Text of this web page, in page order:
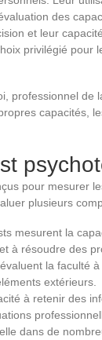
des
et leur
privilégié pour
professionnel de
capacités,
pour mesurer
plusieurs
mesurent la
à résoudre des
la faculté
extérieurs.
à retenir des
dans de